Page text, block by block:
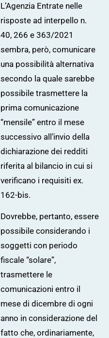
L’Agenzia Entrate nelle
risposte ad interpello n.
40, 266 e 363/2021
sembra, però, comunicare
una possibilità alternativa
secondo la quale sarebbe
possibile trasmettere la
prima comunicazione
“mensile” entro il mese
successivo all’invio della
dichiarazione dei redditi
riferita al bilancio in cui si
verificano i requisiti ex.
162-bis.
Dovrebbe, pertanto, essere
possibile considerando i
soggetti con periodo
fiscale “solare”,
trasmettere le
comunicazioni entro il
mese di dicembre di ogni
anno in considerazione del
fatto che, ordinariamente,